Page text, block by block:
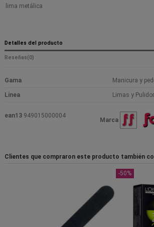
lima metálica
Detalles del producto
Reseñas(0)
Gama Manicura y
Linea Limas y
Marca
ean13 949015000004
Clientes que compraron este producto también
-50%